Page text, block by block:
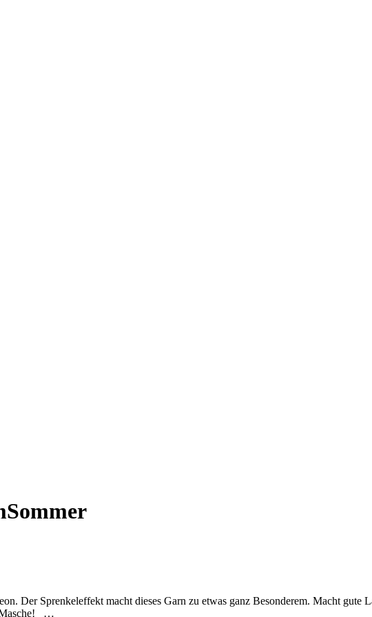
Der Sprenkeleffekt macht dieses Garn zu etwas ganz Besonderem. Macht gute
Masche! …